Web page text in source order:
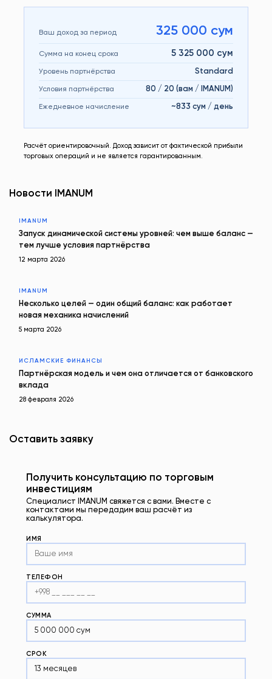
Ваш доход за период 325 000 сум
Сумма на конец срока 5 325 000 сум
Уровень партнёрства Standard
Условия партнёрства 80 / 20 (вам / IMANUM)
Ежедневное начисление ~833 сум / день
Расчёт ориентировочный. Доход зависит от фактической прибыли
торговых операций и не является гарантированным.
Новости IMANUM
IMANUM
Запуск динамической системы уровней: чем выше баланс —
тем лучше условия партнёрства
12 марта 2026
IMANUM
Несколько целей — один общий баланс: как работает
новая механика начислений
5 марта 2026
ИСЛАМСКИЕ ФИНАНСЫ
Партнёрская модель и чем она отличается от банковского
вклада
28 февраля 2026
Оставить заявку
Получить консультацию по торговым
инвестициям
Специалист IMANUM свяжется с вами. Вместе с
контактами мы передадим ваш расчёт из
калькулятора.
ИМЯ
ТЕЛЕФОН
СУММА
СРОК